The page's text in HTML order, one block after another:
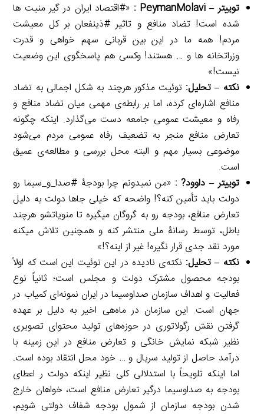
توییتر –PeymanMolavi
: «#اقتصاد ایران در گیر منیت ها
شده است! تضاد منافع و تاثیر #ذینفعان بر كل معیشت
مردم! همه ما در این بین قربانی سهم خواهی و قدرت
وزراتخانه ها و … هستند! وكسی هم پاسخگوی این وضعیت
نیست!»
نکته – تحلیل: توئیت مذکور هرچند به شکل اجمالی به تضاد
منافع اشاره‌ای کرده، اما بر رابطه‌ی مهمی میان تضاد منافع و
رفاه و معیشت عمومی جامعه دست می‌گذارد. اینکه چگونه
تعارض منافع منجر به تضعیف رفاه عمومی مردم می‌شود
موضوعی بسیار مهم و البته محل بررسی و مطالعه‌ی عمیق
است.
توییتر – داوود?
: «من نمیدونم چرا بودجۀ #صدا_و_سیما رو
دولت باید تأمین کنه؟! واضحه که خیلی جاها دولت به دلیل
تعارض منافع، بودجه رو به گروگان میگیره تا منویاتشو هرچند
باطل، توسط رسانۀ ملی منتشر کنه و همچنین تلاش میکنه
مورد نقد جدی قرار نگیره! غیر از اینه؟!»
نکته – تحلیل: نکته‌ی نادیده در این توئیت این است که اولاً
بودجه محصول مشترک دولت و مجلس است؛ ثانیاً نوع
فعالیت و اهداف سازمان صداوسیما در ایران نمونه‌ای کمیاب در
جهان است. این سازمان در ماه‌هی اخیر به دلیل بر عهده
گرفتن نقش رگولاتوری در حوزه‌های تولید محتوای تصویری
نظیر شبکه نمایش خانگی و تعارض منافع در این زمینه با
درآمد حاصل از تولید سریال و … خود محل انتقاد بوده است.
اما اینکه تلویحاً با استدلالی کلی نظیر اینکه دولت ر اعطای
بودجه به صداوسیما درگیر تعارض منافع است، خواهان خارج
شدن بودجه سازمان از شمول بودجه شفاف دولتی شویم،